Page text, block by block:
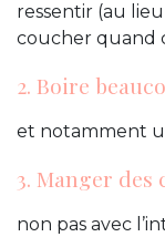
ressentir (au lieu
coucher quand
2. Boire
et notamment
3. Manger des
non pas avec